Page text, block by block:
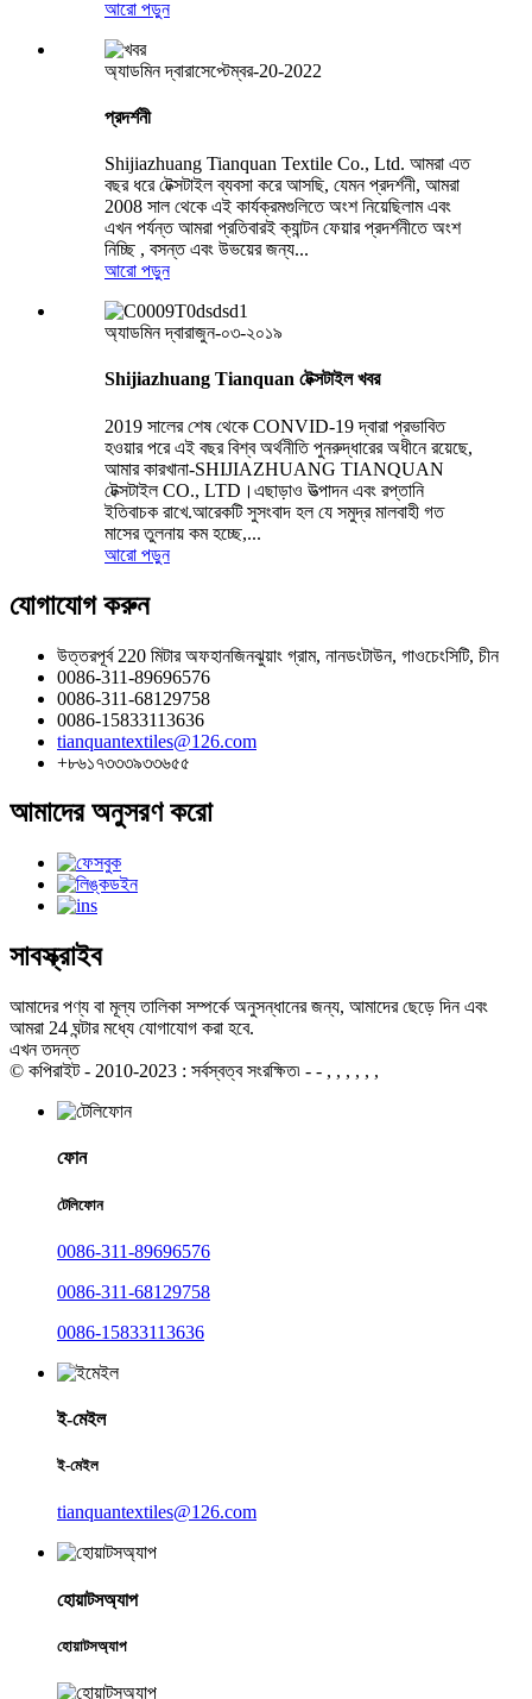
আরো পড়ুন
অ্যাডমিন দ্বারাসেপ্টেম্বর-20-2022
প্রদর্শনী
Shijiazhuang Tianquan Textile Co., Ltd. আমরা এত
বছর ধরে টেক্সটাইল ব্যবসা করে আসছি, যেমন প্রদর্শনী, আমরা
2008 সাল থেকে এই কার্যক্রমগুলিতে অংশ নিয়েছিলাম এবং
এখন পর্যন্ত আমরা প্রতিবারই ক্যান্টন ফেয়ার প্রদর্শনীতে অংশ
নিচ্ছি , বসন্ত এবং উভয়ের জন্য...
আরো পড়ুন
অ্যাডমিন দ্বারাজুন-০৩-২০১৯
Shijiazhuang Tianquan টেক্সটাইল খবর
2019 সালের শেষ থেকে CONVID-19 দ্বারা প্রভাবিত
হওয়ার পরে এই বছর বিশ্ব অর্থনীতি পুনরুদ্ধারের অধীনে রয়েছে,
আমার কারখানা-SHIJIAZHUANG TIANQUAN
টেক্সটাইল CO., LTD।এছাড়াও উত্পাদন এবং রপ্তানি
ইতিবাচক রাখে.আরেকটি সুসংবাদ হল যে সমুদ্র মালবাহী গত
মাসের তুলনায় কম হচ্ছে,...
আরো পড়ুন
যোগাযোগ করুন
উত্তরপূর্ব 220 মিটার অফহানজিনঝুয়াং গ্রাম, নানডংটাউন, গাওচেংসিটি, চীন
0086-311-89696576
0086-311-68129758
0086-15833113636
tianquantextiles@126.com
+৮৬১৭৩৩৩৯৩৩৬৫৫
আমাদের অনুসরণ করো
সাবস্ক্রাইব
আমাদের পণ্য বা মূল্য তালিকা সম্পর্কে অনুসন্ধানের জন্য, আমাদের ছেড়ে দিন এবং
আমরা 24 ঘন্টার মধ্যে যোগাযোগ করা হবে.
এখন তদন্ত
© কপিরাইট - 2010-2023 : সর্বস্বত্ব সংরক্ষিত৷ - - , , , , , ,
ফোন
টেলিফোন
0086-311-89696576
0086-311-68129758
0086-15833113636
ই-মেইল
ই-মেইল
tianquantextiles@126.com
হোয়াটসঅ্যাপ
হোয়াটসঅ্যাপ